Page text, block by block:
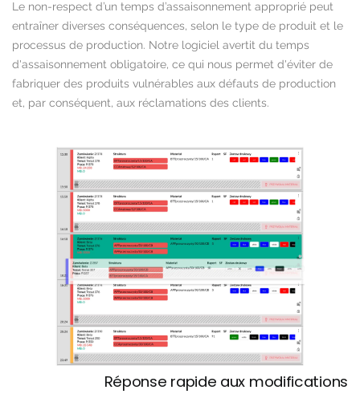
Le non-respect d’un temps d’assaisonnement approprié peut
entraîner diverses conséquences, selon le type de produit et le
processus de production. Notre logiciel avertit du temps
d'assaisonnement obligatoire, ce qui nous permet d'éviter de
fabriquer des produits vulnérables aux défauts de production
et, par conséquent, aux réclamations des clients.
Réponse rapide aux modifications